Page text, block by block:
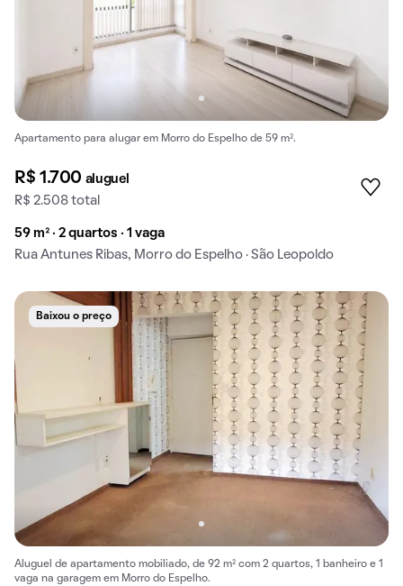
Apartamento para alugar em Morro do Espelho de 59 m².
R$ 1.700 aluguel
R$ 2.508 total
59 m² · 2 quartos · 1 vaga
Rua Antunes Ribas, Morro do Espelho · São Leopoldo
Baixou o preço
Aluguel de apartamento mobiliado, de 92 m² com 2 quartos, 1 banheiro e 1
vaga na garagem em Morro do Espelho.